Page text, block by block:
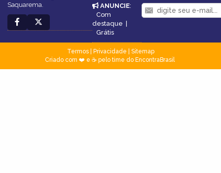
Saquarema.
ANUNCIE:
Com
destaque |
Grátis
Termos| Privacidade
Sitemap
Criado com ❤️ e ☕ pelo time do EncontraBrasil